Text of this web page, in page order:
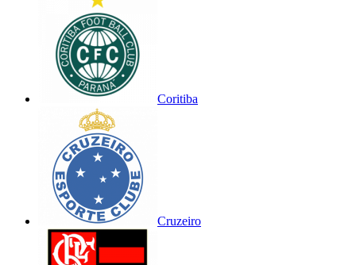
Coritiba
Cruzeiro